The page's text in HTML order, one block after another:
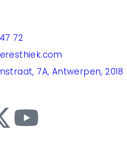
72
7A, Antwerpen, 2018